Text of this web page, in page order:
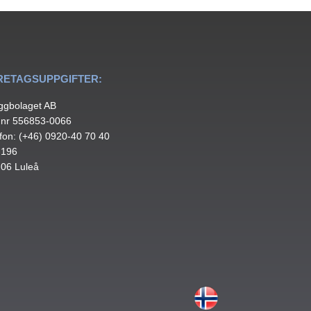
AB
556853-0066
(+46) 0920-40 70 40
Luleå